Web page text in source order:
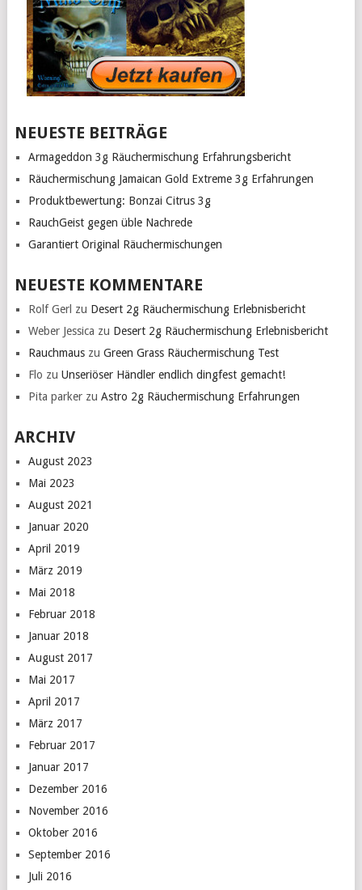
NEUESTE BEITRÄGE
Armageddon 3g Räuchermischung Erfahrungsbericht
Räuchermischung Jamaican Gold Extreme 3g Erfahrungen
Produktbewertung: Bonzai Citrus 3g
RauchGeist gegen üble Nachrede
Garantiert Original Räuchermischungen
NEUESTE KOMMENTARE
Rolf Gerl zu Desert 2g Räuchermischung Erlebnisbericht
Weber Jessica zu Desert 2g Räuchermischung Erlebnisbericht
Rauchmauszu Green Grass Räuchermischung Test
Flo zu Unseriöser Händler endlich dingfest gemacht!
Pita parkerzu Astro 2g Räuchermischung Erfahrungen
ARCHIV
August 2023
Mai 2023
August 2021
Januar 2020
April 2019
März 2019
Mai 2018
Februar 2018
Januar 2018
August 2017
Mai 2017
April 2017
März 2017
Februar 2017
Januar 2017
Dezember 2016
November 2016
Oktober 2016
September 2016
Juli 2016